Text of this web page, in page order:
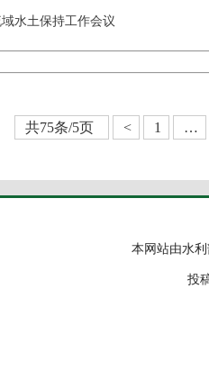
水土保持工作会议
共75条/5页 < 1 …
本网站由水
投